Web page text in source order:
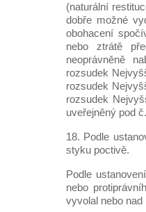
(naturální
dobře možné
obohacení
nebo ztrátě
neoprávněně
rozsudek
rozsudek
rozsudek
uveřejněný pod
18. Podle
styku poctivě.
Podle
nebo
vyvolal nebo